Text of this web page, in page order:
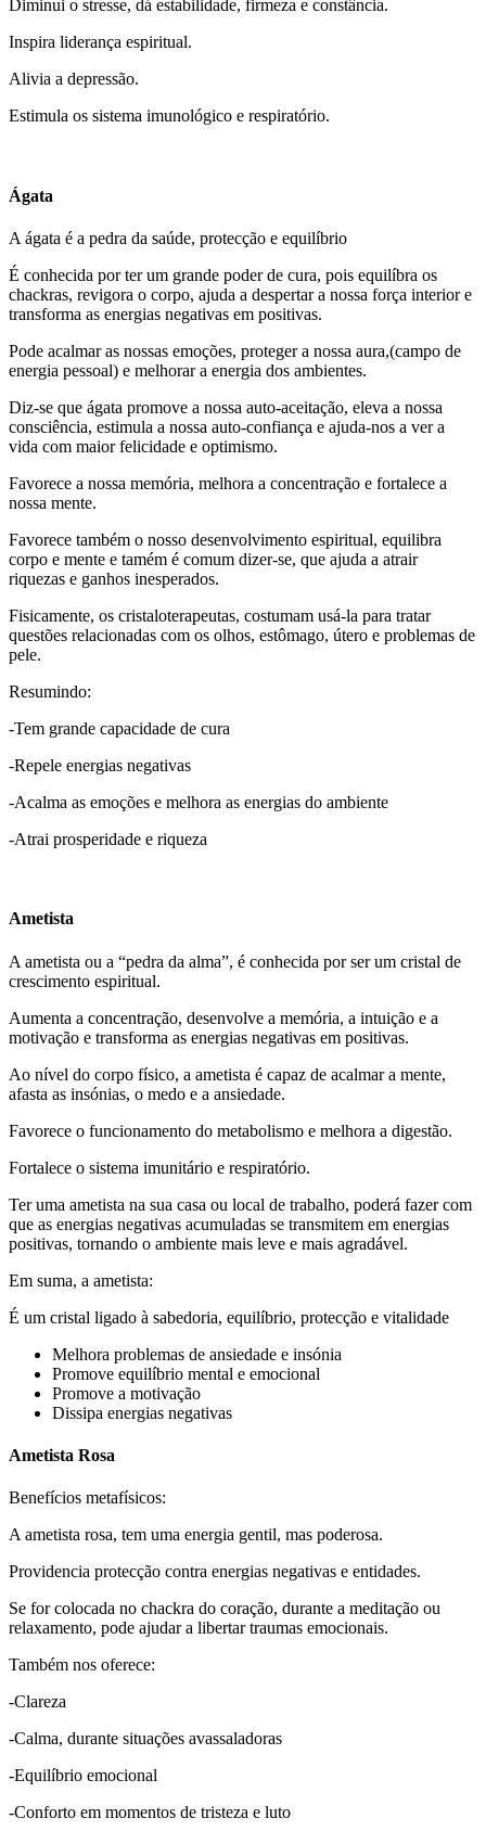
Diminui o stresse, dá estabilidade, firmeza e constância.
Inspira liderança espiritual.
Alivia a depressão.
Estimula os sistema imunológico e respiratório.
Ágata
A ágata é a pedra da saúde, protecção e equilíbrio
É conhecida por ter um grande poder de cura, pois equilíbra os
chackras, revigora o corpo, ajuda a despertar a nossa força interior e
transforma as energias negativas em positivas.
Pode acalmar as nossas emoções, proteger a nossa aura,(campo de
energia pessoal) e melhorar a energia dos ambientes.
Diz-se que ágata promove a nossa auto-aceitação, eleva a nossa
consciência, estimula a nossa auto-confiança e ajuda-nos a ver a
vida com maior felicidade e optimismo.
Favorece a nossa memória, melhora a concentração e fortalece a
nossa mente.
Favorece também o nosso desenvolvimento espiritual, equilibra
corpo e mente e tamém é comum dizer-se, que ajuda a atrair
riquezas e ganhos inesperados.
Fisicamente, os cristaloterapeutas, costumam usá-la para tratar
questões relacionadas com os olhos, estômago, útero e problemas de
pele.
Resumindo:
-Tem grande capacidade de cura
-Repele energias negativas
-Acalma as emoções e melhora as energias do ambiente
-Atrai prosperidade e riqueza
Ametista
A ametista ou a “pedra da alma”, é conhecida por ser um cristal de
crescimento espiritual.
Aumenta a concentração, desenvolve a memória, a intuição e a
motivação e transforma as energias negativas em positivas.
Ao nível do corpo físico, a ametista é capaz de acalmar a mente,
afasta as insónias, o medo e a ansiedade.
Favorece o funcionamento do metabolismo e melhora a digestão.
Fortalece o sistema imunitário e respiratório.
Ter uma ametista na sua casa ou local de trabalho, poderá fazer com
que as energias negativas acumuladas se transmitem em energias
positivas, tornando o ambiente mais leve e mais agradável.
Em suma, a ametista:
É um cristal ligado à sabedoria, equilíbrio, protecção e vitalidade
Melhora problemas de ansiedade e insónia
Promove equilíbrio mental e emocional
Promove a motivação
Dissipa energias negativas
Ametista Rosa
Benefícios metafísicos:
A ametista rosa, tem uma energia gentil, mas poderosa.
Providencia protecção contra energias negativas e entidades.
Se for colocada no chackra do coração, durante a meditação ou
relaxamento, pode ajudar a libertar traumas emocionais.
Também nos oferece:
-Clareza
-Calma, durante situações avassaladoras
-Equilíbrio emocional
-Conforto em momentos de tristeza e luto